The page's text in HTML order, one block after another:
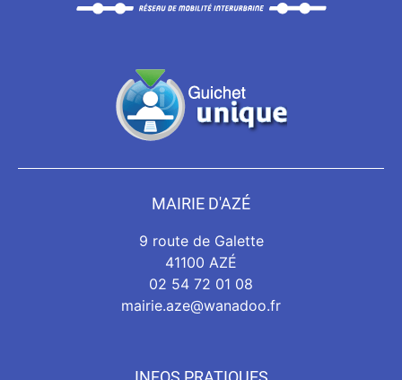
MAIRIE D'AZÉ
9 route de Galette
41100 AZÉ
02 54 72 01 08
mairie.aze@wanadoo.fr